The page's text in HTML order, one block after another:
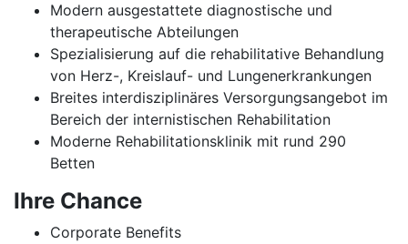
Modern ausgestattete diagnostische und
therapeutische Abteilungen
Spezialisierung auf die rehabilitative Behandlung
von Herz-, Kreislauf- und Lungenerkrankungen
Breites interdisziplinäres Versorgungsangebot im
Bereich der internistischen Rehabilitation
Moderne Rehabilitationsklinik mit rund 290
Betten
Ihre Chance
Corporate Benefits